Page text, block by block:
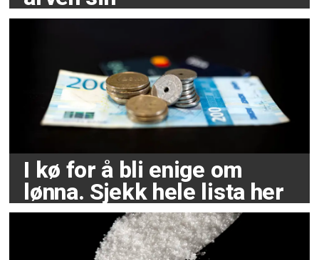
I kø for å bli enige om
lønna. Sjekk hele lista her